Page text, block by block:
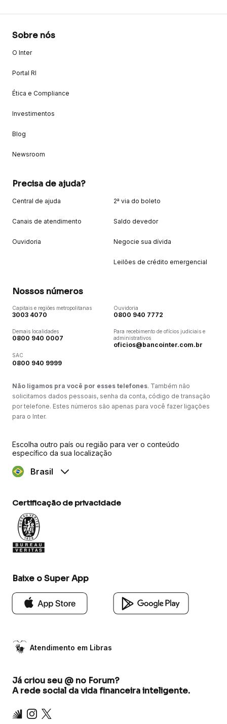
Sobre nós
O Inter
Portal RI
Ética e Compliance
Investimentos
Blog
Newsroom
Precisa de ajuda?
Central de ajuda
Canais de atendimento
Ouvidoria
2ª via do boleto
Saldo devedor
Negocie sua dívida
Leilões de crédito emergencial
Nossos números
Capitais e regiões metropolitanas
3003 4070
Demais localidades
0800 940 0007
SAC
0800 940 9999
Ouvidoria
0800 940 7772
Para recebimento de ofícios judiciais e
administrativos
oficios@bancointer.com.br
Não ligamos pra você por esses telefones. Também não
solicitamos dados pessoais, senha da conta, código de transação
por telefone. Estes números são apenas para você fazer ligações
para o Inter.
Escolha outro país ou região para ver o conteúdo
específico da sua localização
Brasil
Certificação de privacidade
Baixe o Super App
Atendimento em Libras
Já criou seu @ no Forum?
A rede social da vida financeira inteligente.
Inter Instagram
X